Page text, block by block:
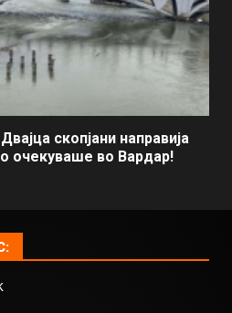
скопјани направија
очекуваше во Вардар!